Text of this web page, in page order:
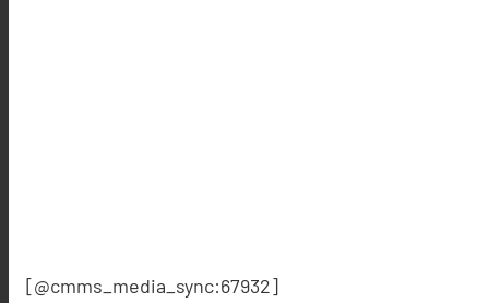
[@cmms_media_sync:67932]